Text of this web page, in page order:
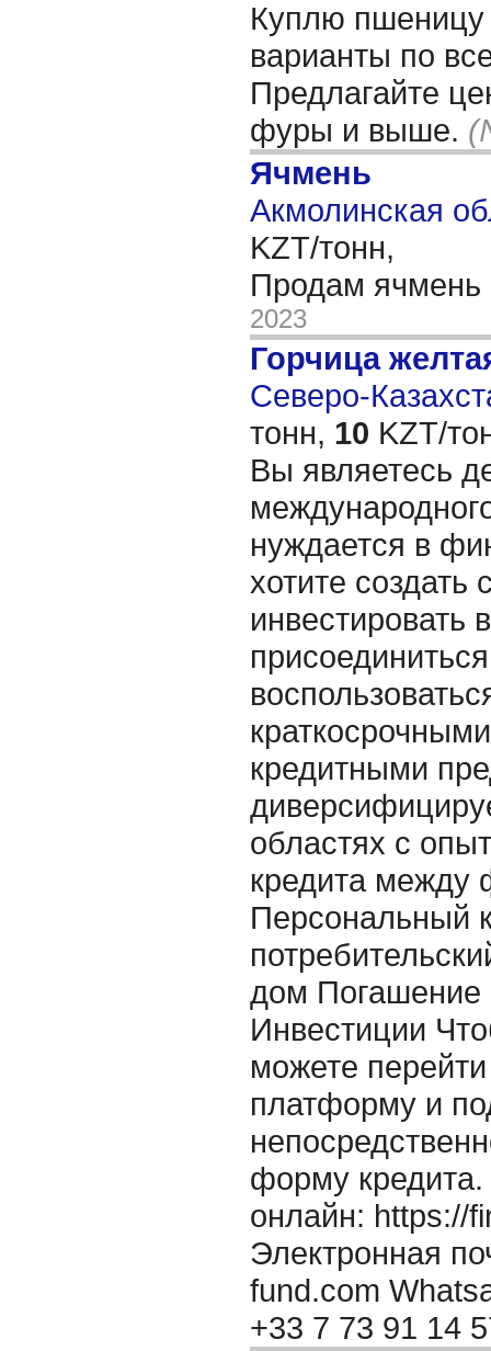
Куплю пшеницу
варианты по
Предлагайте
фуры и выше.
Ячмень
Акмолинская
KZT/тонн,
Продам
2023
Горчица
Северо-
тонн, 10 KZT/
Вы являетесь
нуждается в
хотите создать
инвестировать
кредитными
областях с
кредита между
Персональный
дом Погашение
Инвестиции
можете
платформу и
форму
онлайн: https://
Электронная
fund.com
+33 7 73 91 14